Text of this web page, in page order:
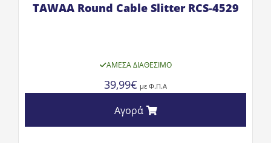
TAWAA Round Cable Slitter RCS-4529
ΆΜΕΣΑ ΔΙΑΘΈΣΙΜΟ
39,99€ με Φ.Π.Α
Αγορά